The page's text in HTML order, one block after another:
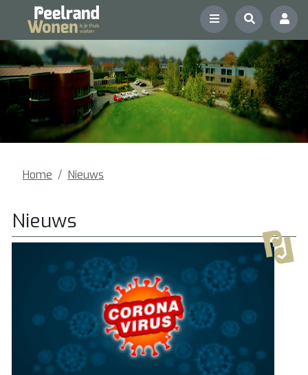
Home Nieuws
Nieuws